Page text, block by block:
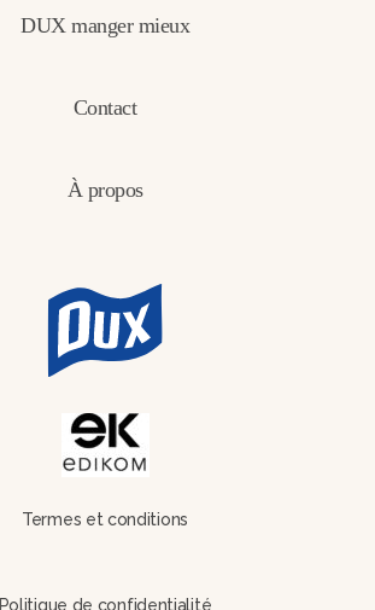
DUX manger mieux
Contact
À propos
Termes et conditions
Politique de confidentialité